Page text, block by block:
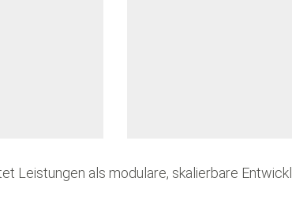
Leistungen als modulare, skalierbare